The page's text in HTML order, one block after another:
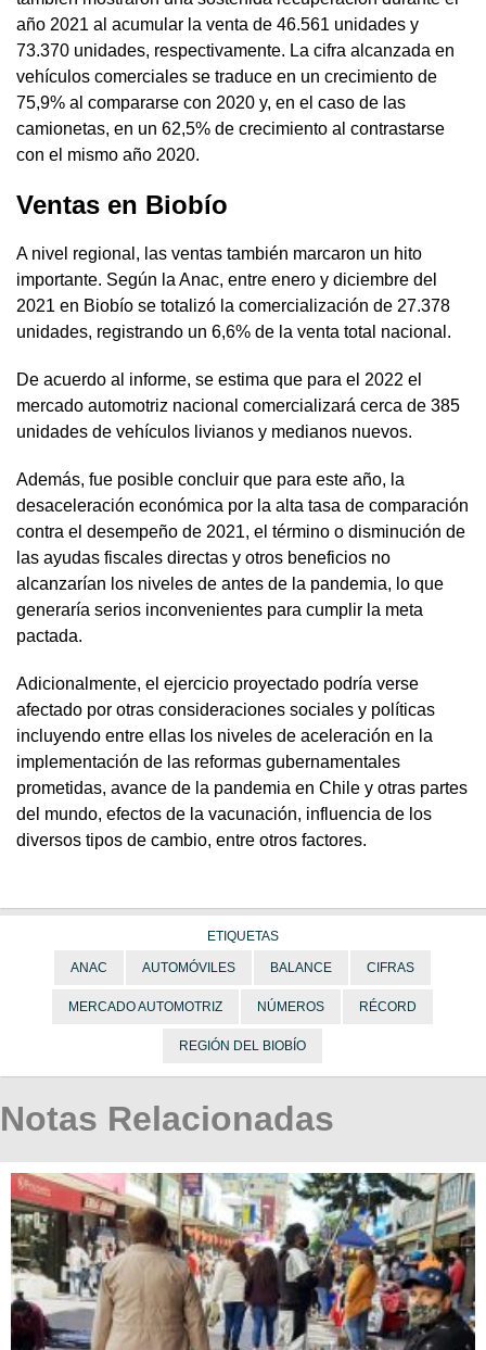
año 2021 al acumular la venta de 46.561 unidades y
73.370 unidades, respectivamente. La cifra alcanzada en
vehículos comerciales se traduce en un crecimiento de
75,9% al compararse con 2020 y, en el caso de las
camionetas, en un 62,5% de crecimiento al contrastarse
con el mismo año 2020.
Ventas en Biobío
A nivel regional, las ventas también marcaron un hito
importante. Según la Anac, entre enero y diciembre del
2021 en Biobío se totalizó la comercialización de 27.378
unidades, registrando un 6,6% de la venta total nacional.
De acuerdo al informe, se estima que para el 2022 el
mercado automotriz nacional comercializará cerca de 385
unidades de vehículos livianos y medianos nuevos.
Además, fue posible concluir que para este año, la
desaceleración económica por la alta tasa de comparación
contra el desempeño de 2021, el término o disminución de
las ayudas fiscales directas y otros beneficios no
alcanzarían los niveles de antes de la pandemia, lo que
generaría serios inconvenientes para cumplir la meta
pactada.
Adicionalmente, el ejercicio proyectado podría verse
afectado por otras consideraciones sociales y políticas
incluyendo entre ellas los niveles de aceleración en la
implementación de las reformas gubernamentales
prometidas, avance de la pandemia en Chile y otras partes
del mundo, efectos de la vacunación, influencia de los
diversos tipos de cambio, entre otros factores.
ETIQUETAS
ANAC AUTOMÓVILES BALANCE CIFRAS
MERCADO AUTOMOTRIZ NÚMEROS RÉCORD
REGIÓN DEL BIOBÍO
Notas Relacionadas